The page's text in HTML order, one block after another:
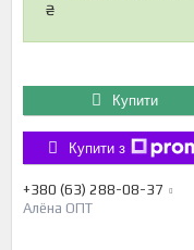
₴
Купити
Купити з
+380 (63) 288-08-37
Алёна ОПТ